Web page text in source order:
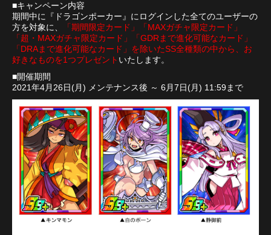
■キャンペーン内容
期間中に『ドラゴンポーカー』にログインした全てのユーザーの
方を対象に、
「期間限定カード」「MAXガチャ限定カード」
「超・MAXガチャ限定カード」「GDRまで進化可能なカード」
「DRAまで進化可能なカード」を除いたSS全種類の中から、お
好きなものを1つプレゼント いたします。
■開催期間
2021年4月26日(月) メンテナンス後 ～ 6月7日(月) 11:59まで